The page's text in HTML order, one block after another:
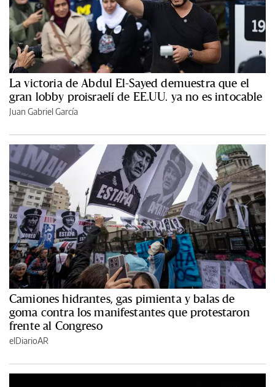
La victoria de Abdul El-Sayed demuestra que el
gran lobby proisraelí de EE.UU. ya no es intocable
Juan Gabriel García
Camiones hidrantes, gas pimienta y balas de
goma contra los manifestantes que protestaron
frente al Congreso
elDiarioAR